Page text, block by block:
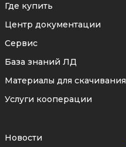
Где купить
Центр документации
Сервис
База знаний ЛД
Материалы для скачивания
Услуги кооперации
Новости